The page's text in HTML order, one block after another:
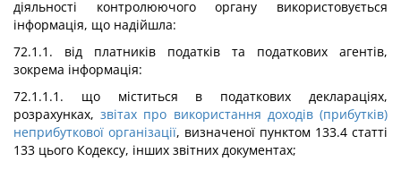
діяльності контролюючого органу використовується
інформація, що надійшла:
72.1.1. від платників податків та податкових агентів,
зокрема інформація:
72.1.1.1. що міститься в податкових деклараціях,
розрахунках,звітах про використання доходів (прибутків)
неприбуткової організації, визначеної пунктом 133.4 статті
133 цього Кодексу, інших звітних документах;